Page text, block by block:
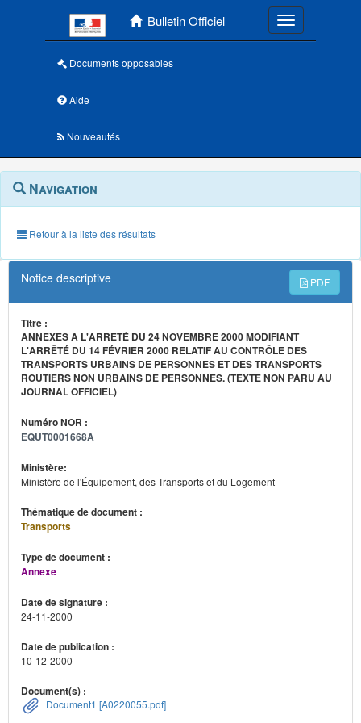
Bulletin Officiel Toggle
Documents opposables
Aide
Nouveautés
Navigation
outils
annexes
Menu
contextuel
Navigation
Retour à la liste des résultats
Notice descriptive PDF
Titre :
ANNEXES À L'ARRÊTÉ DU 24 NOVEMBRE 2000 MODIFIANT
L'ARRÊTÉ DU 14 FÉVRIER 2000 RELATIF AU CONTRÔLE DES
TRANSPORTS URBAINS DE PERSONNES ET DES TRANSPORTS
ROUTIERS NON URBAINS DE PERSONNES. (TEXTE NON PARU AU
JOURNAL OFFICIEL)
Numéro NOR :
EQUT0001668A
Ministère:
Ministère de l'Équipement, des Transports et du Logement
Thématique de document :
Transports
Type de document :
Annexe
Date de signature :
24-11-2000
Date de publication :
10-12-2000
Document(s) :
Document1 [A0220055.pdf]